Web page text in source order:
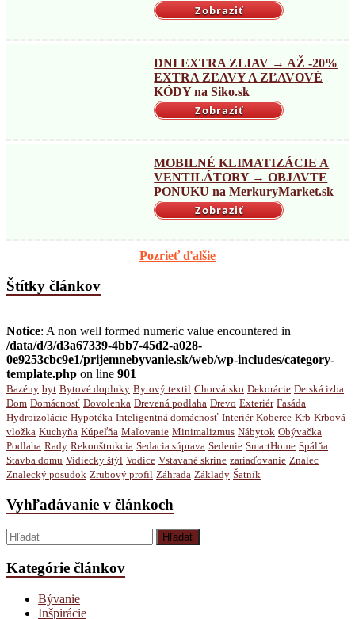
Zobraziť
DNI EXTRA ZLIAV → AŽ -20%
EXTRA ZĽAVY A ZĽAVOVÉ
KÓDY na Siko.sk
Zobraziť
MOBILNÉ KLIMATIZÁCIE A
VENTILÁTORY → OBJAVTE
PONUKU na MerkuryMarket.sk
Zobraziť
Pozrieť ďalšie
Štítky článkov
Notice: A non well formed numeric value encountered in
/data/d/3/d3a67339-4bb7-45d2-a028-
0e9253cbc9e1/prijemnebyvanie.sk/web/wp-includes/category-
template.php on line 901
Bazény byt Bytové doplnky Bytový textil Chorvátsko Dekorácie Detská izba
Dom Domácnosť Dovolenka Drevená podlaha Drevo Exteriér Fasáda
Hydroizolácie Hypotéka Inteligentná domácnosť Interiér Koberce Krb Krbová
vložka Kuchyňa Kúpeľňa Maľovanie Minimalizmus Nábytok Obývačka
Podlaha Rady Rekonštrukcia Sedacia súprava Sedenie SmartHome Spálňa
Stavba domu Vidiecky štýl Vodice Vstavané skrine zariaďovanie Znalec
Znalecký posudok Zrubový profil Záhrada Základy Šatník
Vyhľadávanie v článkoch
Kategórie článkov
Bývanie
Inšpirácie